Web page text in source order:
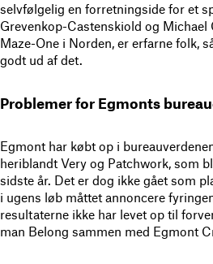
selvfølgelig en forretningside for et
Grevenkop-Castenskiold og Michael
Maze-One i Norden, er erfarne folk,
godt ud af det.
Problemer for Egmonts
Egmont har købt op i
heriblandt Very og Patchwork, som
sidste år. Det er dog ikke gået som
i ugens løb måttet annoncere
resultaterne ikke har levet op til
man Belong sammen med Egmont